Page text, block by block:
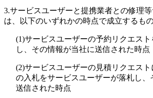
3.サービスユーザーと提携業者との修理
は、以下のいずれかの時点で成立するもの
(1)サービスユーザーの予約リクエス
し、その情報が当社に送信された時点
(2)サービスユーザーの見積リクエス
の入札をサービスユーザーが落札し、
送信された時点